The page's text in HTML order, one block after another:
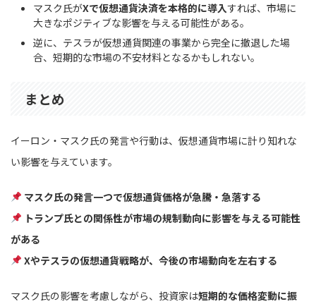
マスク氏がXで仮想通貨決済を本格的に導入すれば、市場に
大きなポジティブな影響を与える可能性がある。
逆に、テスラが仮想通貨関連の事業から完全に撤退した場
合、短期的な市場の不安材料となるかもしれない。
まとめ
イーロン・マスク氏の発言や行動は、仮想通貨市場に計り知れな
い影響を与えています。
マスク氏の発言一つで仮想通貨価格が急騰・急落する
トランプ氏との関係性が市場の規制動向に影響を与える可能性
がある
Xやテスラの仮想通貨戦略が、今後の市場動向を左右する
マスク氏の影響を考慮しながら、投資家は短期的な価格変動に振